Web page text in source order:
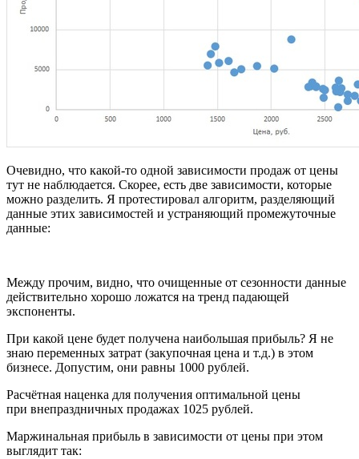
Очевидно, что какой-то одной зависимости продаж от цены
тут не наблюдается. Скорее, есть две зависимости, которые
можно разделить. Я протестировал алгоритм, разделяющий
данные этих зависимостей и устраняющий промежуточные
данные:
Между прочим, видно, что очищенные от сезонности данные
действительно хорошо ложатся на тренд падающей
экспоненты.
При какой цене будет получена наибольшая прибыль? Я не
знаю переменных затрат (закупочная цена и т.д.) в этом
бизнесе. Допустим, они равны 1000 рублей.
Расчётная наценка для получения оптимальной цены
при внепраздничных продажах 1025 рублей.
Маржинальная прибыль в зависимости от цены при этом
выглядит так: